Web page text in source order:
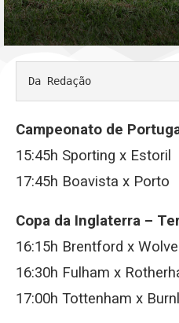
Da Redação
Campeonato de
15:45h Sporting x Estoril
17:45h Boavista x Porto
Copa da Inglaterra –
16:15h Brentford x
16:30h Fulham x
17:00h Tottenham x